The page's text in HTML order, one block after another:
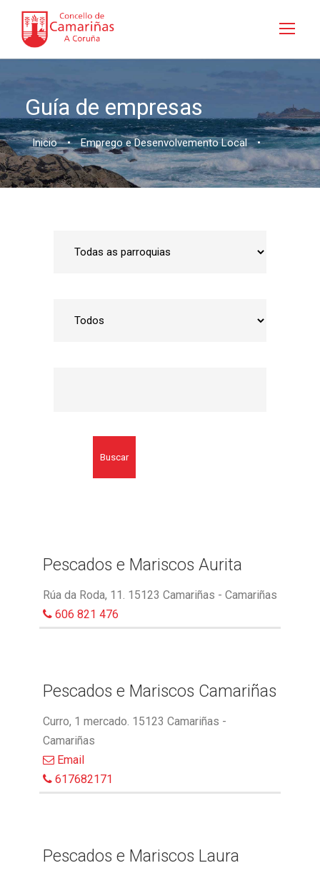
Guía de empresas
Inicio • Emprego e Desenvolvemento Local •
Buscar
Pescados e Mariscos Aurita
Rúa da Roda, 11. 15123 Camariñas - Camariñas
606 821 476
Pescados e Mariscos Camariñas
Curro, 1 mercado. 15123 Camariñas -
Camariñas
Email
617682171
Pescados e Mariscos Laura